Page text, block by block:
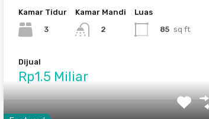
Kamar Tidur
3
Kamar Mandi
2
Luas
85 sq ft
Dijual
Rp1.5 Miliar